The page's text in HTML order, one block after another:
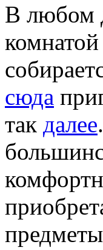
В любом
комнатой
сюда
так далее